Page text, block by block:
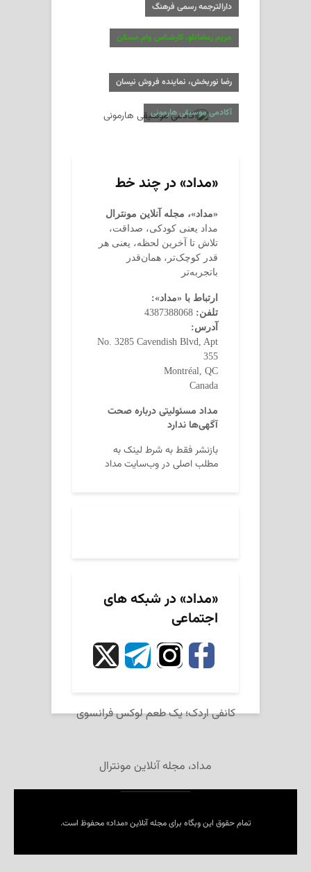
دارالترجمه رسمی فرهنگ
مریم رمضانلو، کارشناس وام مسکن
رضا نوربخش، نماینده فروش نیسان
آکادمی موسیقی هارمونی
«مداد» در چند خط
«مداد»، مجله آنلاین مونترال
مداد یعنی کودکی، صداقت،
تلاش تا آخرین لحظه، یعنی هر
قدر کوچک‌تر، همان‌قدر
باتجربه‌تر
ارتباط با «مداد»:
تلفن:
آدرس:
No. 3285 Cavendish Blvd, Apt
355
Montréal, QC
Canada
مداد مسئولیتی درباره صحت
آگهی‌ها ندارد
بازنشر فقط به شرط لینک به
مطلب اصلی در وب‌سایت مداد
«مداد» در شبکه های
اجتماعی
کانفی اردک؛ یک طعم لوکس فرانسوی
مداد، مجله آنلاین مونترال
تمام حقوق این وبگاه برای مجله آنلاین «مداد» محفوظ است.